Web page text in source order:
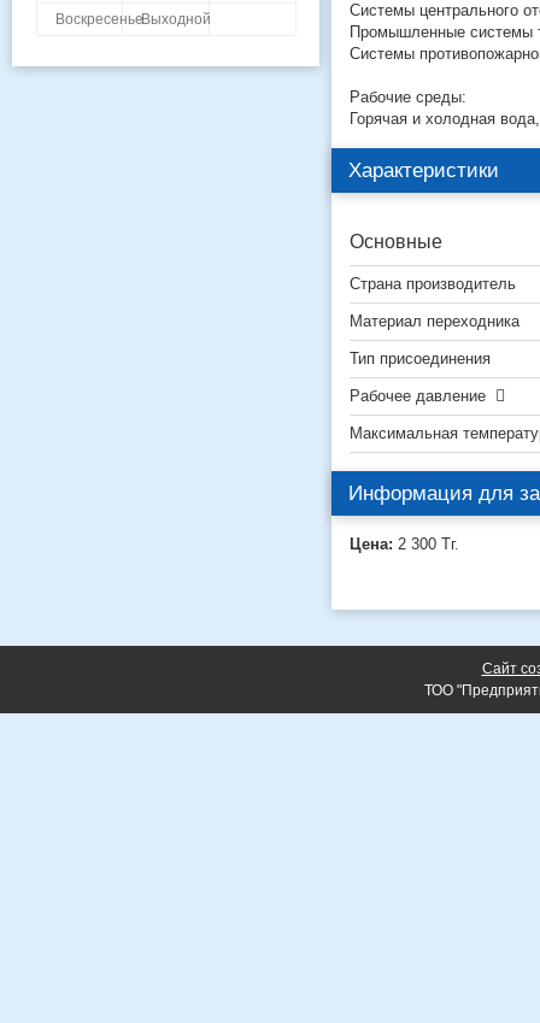
Системы центрального
Промышленные системы
Системы
Рабочие среды:
Горячая и холодная
Характеристики
Основные
Страна производитель
Материал переходника
Тип присоединения
Рабочее давление
Максимальная
Информация для
Цена: 2 300 Тг.
ВоскресеньеВыходной
Сайт
ТОО